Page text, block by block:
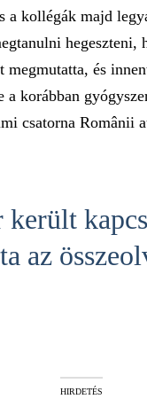
a kollégák majd
hegeszteni,
és
a korábban
csatorna Românii
került
az
HIRDETÉS